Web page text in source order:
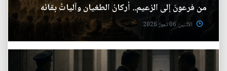
من فرعونَ إلى الزعيم.. أركانُ الطغيان وآلياتُ بقائه
الأثنين 06 تموز 2026